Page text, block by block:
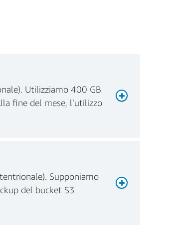
Utilizziamo 400 GB
fine del mese, l’utilizzo
Supponiamo
del bucket S3